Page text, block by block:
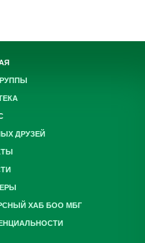
ДРУЗЕЙ
ХАБ БОО МБГ